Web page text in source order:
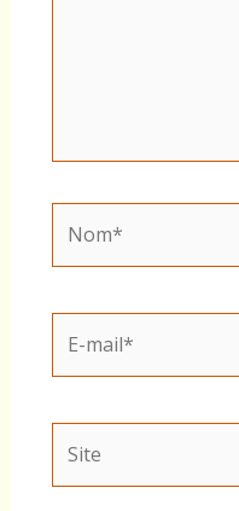
mail*